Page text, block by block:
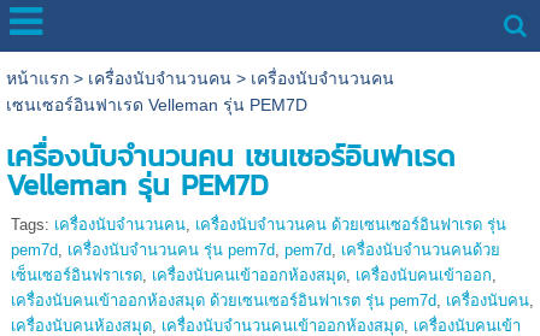
หน้าแรก> เครื่องนับจํานวนคน> เครื่องนับจำนวนคน
เซนเซอร์อินฟาเรด Velleman รุ่น PEM7D
เครื่องนับจำนวนคน เซนเซอร์อินฟาเรด
Velleman รุ่น PEM7D
Tags: เครื่องนับจํานวนคน, เครื่องนับจำนวนคน ด้วยเซนเซอร์อินฟาเรด รุ่น
pem7d, เครื่องนับจำนวนคน รุ่น pem7d, pem7d, เครื่องนับจำนวนคนด้วย
เซ็นเซอร์อินฟราเรด, เครื่องนับคนเข้าออกห้องสมุด, เครื่องนับคนเข้าออก,
เครื่องนับคนเข้าออกห้องสมุด ด้วยเซนเซอร์อินฟาเรต รุ่น pem7d, เครื่องนับคน,
เครื่องนับคนห้องสมุด, เครื่องนับจำนวนคนเข้าออกห้องสมุด, เครื่องนับคนเข้า